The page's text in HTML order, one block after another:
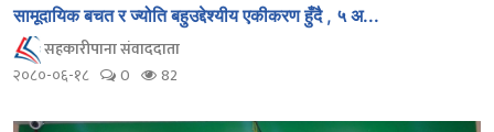
सामूदायिक बचत र ज्योति बहुउद्देश्यीय एकीकरण हुँदै , ५ अ...
सहकारीपाना संवाददाता
२०८०-०६-१८
0 82